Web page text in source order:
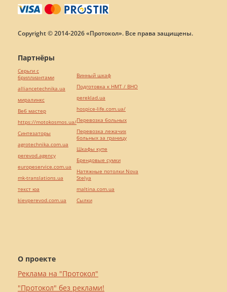
Copyright © 2014-2026 «Протокол». Все права защищены.
О проекте
Реклама на "Протокол"
"Протокол" без реклами!
Партнёры
Серьги с
бриллиантами
alliancetechnika.ua
миралинкс
Веб мастер
https://motokosmos.ua/
Синтезаторы
agrotechnika.com.ua
perevod.agency
europeservice.com.ua
mk-translations.ua
текст юа
kievperevod.com.ua
Винный шкаф
Подготовка к НМТ / ВНО
pereklad.ua
hospice-life.com.ua/
Перевозка больных
Перевозка лежачих
больных за границу
Шкафы купе
Брендовые сумки
Натяжные потолки Nova
Stelya
maltina.com.ua
Cылки